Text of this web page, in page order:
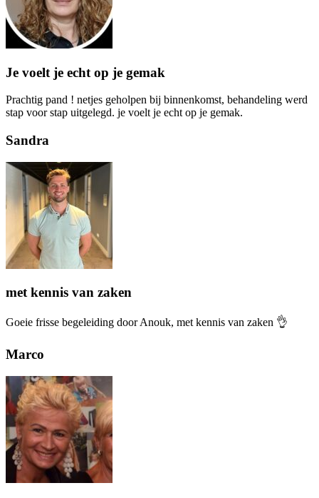
Je voelt je echt op je gemak
Prachtig pand ! netjes geholpen bij binnenkomst, behandeling werd
stap voor stap uitgelegd. je voelt je echt op je gemak.
Sandra
met kennis van zaken
Goeie frisse begeleiding door Anouk, met kennis van zaken 👌
Marco